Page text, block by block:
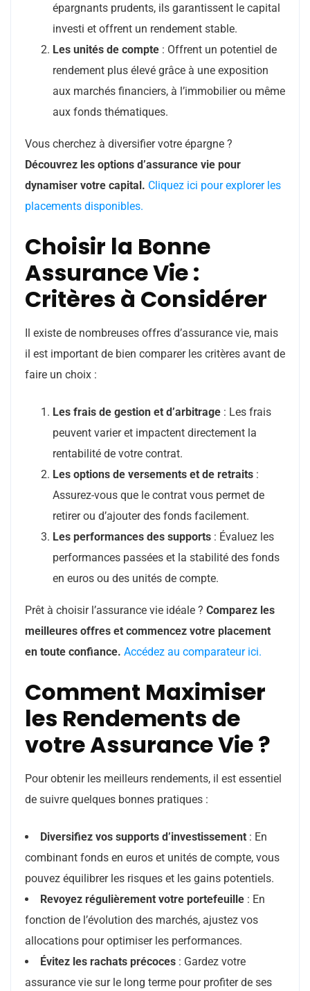
épargnants prudents, ils garantissent le capital
investi et offrent un rendement stable.
Les unités de compte : Offrent un potentiel de
rendement plus élevé grâce à une exposition
aux marchés financiers, à l’immobilier ou même
aux fonds thématiques.
Vous cherchez à diversifier votre épargne ?
Découvrez les options d’assurance vie pour
dynamiser votre capital. Cliquez ici pour explorer les
placements disponibles.
Choisir la Bonne
Assurance Vie :
Critères à Considérer
Il existe de nombreuses offres d’assurance vie, mais
il est important de bien comparer les critères avant de
faire un choix :
Les frais de gestion et d’arbitrage : Les frais
peuvent varier et impactent directement la
rentabilité de votre contrat.
Les options de versements et de retraits :
Assurez-vous que le contrat vous permet de
retirer ou d’ajouter des fonds facilement.
Les performances des supports : Évaluez les
performances passées et la stabilité des fonds
en euros ou des unités de compte.
Prêt à choisir l’assurance vie idéale ? Comparez les
meilleures offres et commencez votre placement
en toute confiance. Accédez au comparateur ici.
Comment Maximiser
les Rendements de
votre Assurance Vie ?
Pour obtenir les meilleurs rendements, il est essentiel
de suivre quelques bonnes pratiques :
Diversifiez vos supports d’investissement : En
combinant fonds en euros et unités de compte, vous
pouvez équilibrer les risques et les gains potentiels.
Revoyez régulièrement votre portefeuille : En
fonction de l’évolution des marchés, ajustez vos
allocations pour optimiser les performances.
Évitez les rachats précoces : Gardez votre
assurance vie sur le long terme pour profiter de ses